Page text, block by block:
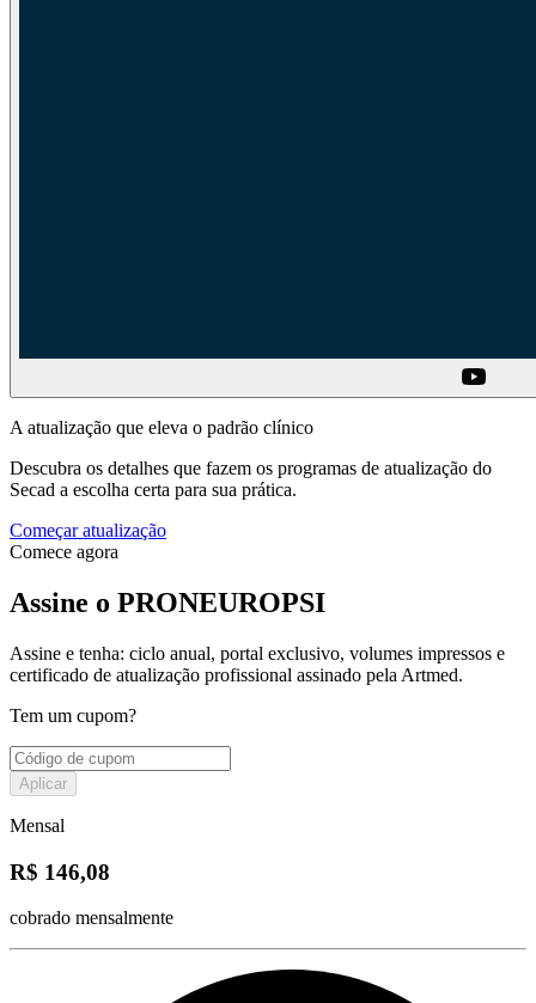
A atualização que eleva o padrão clínico
Descubra os detalhes que fazem os programas de atualização do
Secad a escolha certa para sua prática.
Começar atualização
Comece agora
Assine o PRONEUROPSI
Assine e tenha: ciclo anual, portal exclusivo, volumes impressos e
certificado de atualização profissional assinado pela Artmed.
Tem um cupom?
Aplicar
Mensal
R$ 146,08
cobrado mensalmente